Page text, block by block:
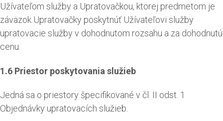
Užívateľom služby a Upratovačkou, ktorej predmetom je
záväzok Upratovačky poskytnúť Užívateľovi služby
upratovacie služby v dohodnutom rozsahu a za dohodnutú
cenu.
1.6 Priestor poskytovania služieb
Jedná sa o priestory špecifikované v čl. II odst. 1
Objednávky upratovacích služieb.